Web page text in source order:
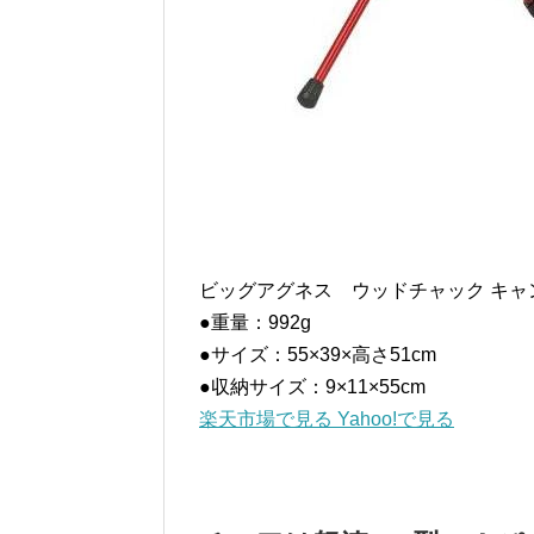
ビッグアグネス ウッドチャック キャ
●重量：992g
●サイズ：55×39×高さ51cm
●収納サイズ：9×11×55cm
楽天市場で見る Yahoo!で見る